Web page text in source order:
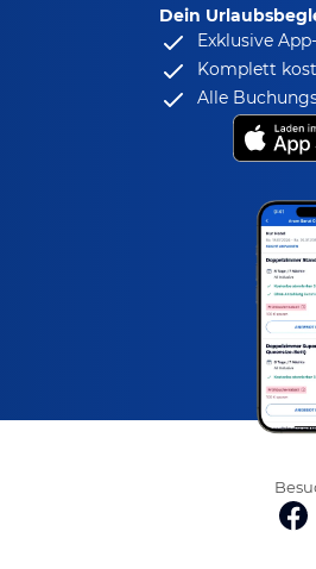
Dein
Exklusive
Komplett
Alle